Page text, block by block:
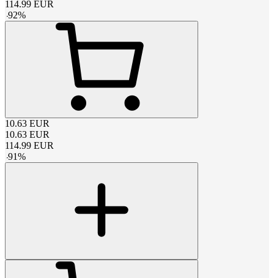
114.99 EUR
-92%
10.63 EUR
10.63 EUR
114.99 EUR
-91%